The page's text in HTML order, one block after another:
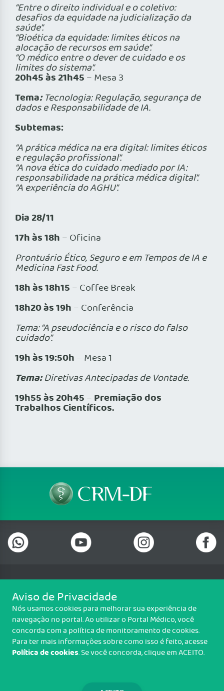
“Entre o direito individual e o coletivo:
desafios da equidade na judicialização da
saúde”.
“Bioética da equidade: limites éticos na
alocação de recursos em saúde”.
“O médico entre o dever de cuidado e os
limites do sistema”.
20h45 às 21h45 – Mesa 3
Tema:Tecnologia: Regulação, segurança de
dados e Responsabilidade de IA.
Subtemas:
“A prática médica na era digital: limites éticos
e regulação profissional”.
“A nova ética do cuidado mediado por IA:
responsabilidade na prática médica digital”.
“A experiência do AGHU”.
Dia 28/11
17h às 18h – Oficina
Prontuário Ético, Seguro e em Tempos de IA e
Medicina Fast Food.
18h às 18h15 – Coffee Break
18h20 às 19h – Conferência
Tema: “A pseudociência e o risco do falso
cuidado”.
19h às 19:50h – Mesa 1
Tema:Diretivas Antecipadas de Vontade.
19h55 às 20h45 – Premiação dos
Trabalhos Científicos.
Telefone: (61) 3322 0001
Setor de Indústrias Gráficas (SIG), Quadra 01 Lote 985 2º Andar, Sala
202, Centro Empresarial Parque Brasília, Brasília/DF - CEP: 70.610-410
Copyright CRM-DF. Todos os direitos reservados.
TRANSPARÊNCIA E PRESTAÇÃO DE
Aviso de Privacidade
Nós usamos cookies para melhorar sua experiência de
navegação no portal. Ao utilizar o Portal Médico, você
concorda com a política de monitoramento de cookies.
Para ter mais informações sobre como isso é feito, acesse
Política de cookies. Se você concorda, clique em ACEITO.